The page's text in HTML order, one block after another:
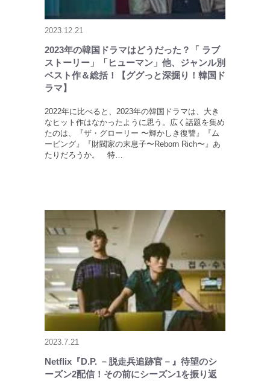
2023.12.21
2023年の韓国ドラマはどうだった？「 ラブ
ストーリー」「ヒューマン」他、ジャンル別
ベスト作＆総括！【ググっと深掘り！韓国ド
ラマ】
2022年に比べると、2023年の韓国ドラマは、大き
なヒット作はなかったように思う。広く話題を集め
たのは、『ザ・グローリー 〜輝かしき復讐』『ム
ービング』『財閥家の末息子〜Reborn Rich〜』あ
たりだろうか。 特…
2023.7.21
Netflix『D.P. －脱走兵追跡官－』待望のシ
ーズン2配信！その前にシーズン1を振り返